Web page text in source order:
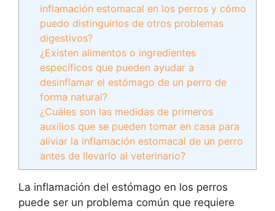
inflamación estomacal en los perros y cómo
puedo distinguirlos de otros problemas
digestivos?
¿Existen alimentos o ingredientes
específicos que pueden ayudar a
desinflamar el estómago de un perro de
forma natural?
¿Cuáles son las medidas de primeros
auxilios que se pueden tomar en casa para
aliviar la inflamación estomacal de un perro
antes de llevarlo al veterinario?
La inflamación del estómago en los perros
puede ser un problema común que requiere